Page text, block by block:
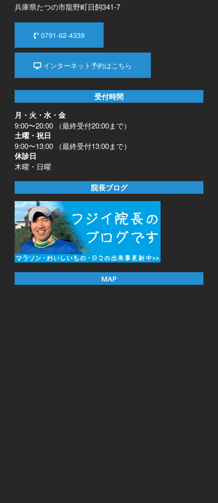
兵庫県たつの市龍野町日飼341-7
0791-62-4339
インターネット予約はこちら
受付時間
月・火・水・金
9:00〜20:00 （最終受付20:00まで）
土曜・祝日
9:00〜13:00 （最終受付13:00まで）
休診日
木曜・日曜
院長ブログ
MAP